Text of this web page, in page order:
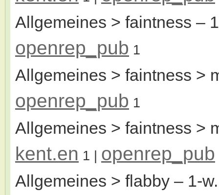
Allgemeines > faintness –
openrep_pub 1
Allgemeines > faintness >
openrep_pub 1
Allgemeines > faintness >
kent.en 1 | openrep_pub
Allgemeines > flabby – 1-